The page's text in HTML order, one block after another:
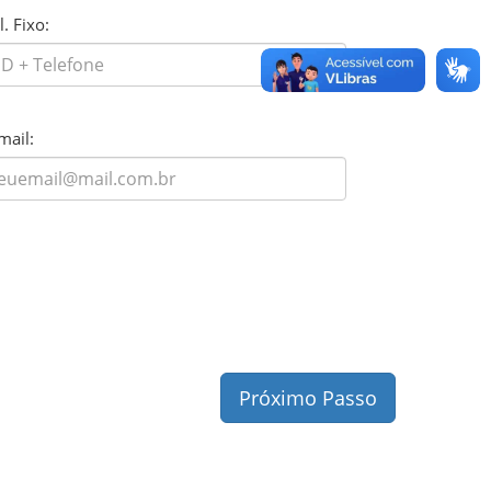
Fixo:
Próximo Passo